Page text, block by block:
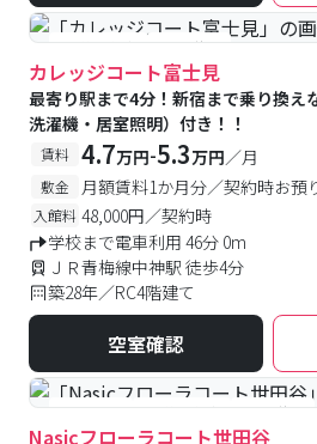
#予約受付中 #空室待ち
カレッジコート富士見
最寄り駅まで4分！新宿まで乗り換え
洗濯機・居室照明）付き！！
賃料 4.7万円-5.3万円／月
敷金 月額賃料1か月分／契約時お預
入館料 48,000円／契約時
学校まで電車利用 46分 0m
ＪＲ青梅線中神駅 徒歩4分
築28年／RC4階建て
空室確認
#女性専用 #予約受付中 #空室待ち
Nasicフローラコート世田谷